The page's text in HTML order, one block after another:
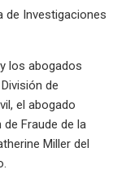
de Investigaciones
los abogados
de
el abogado
de Fraude de la
Miller del